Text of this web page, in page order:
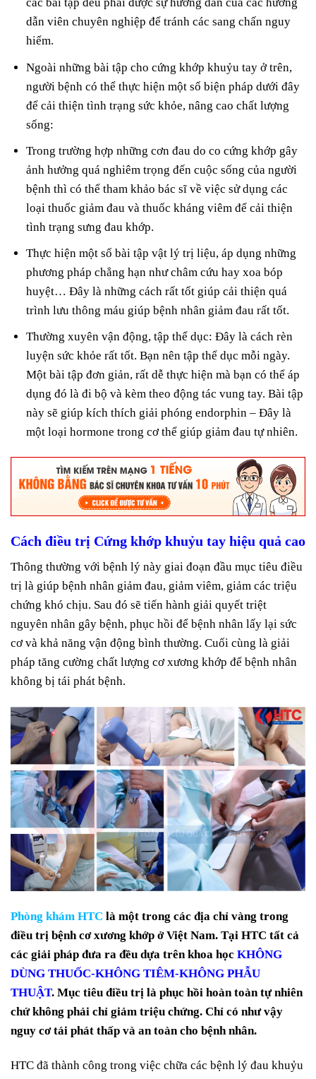
các bài tập đều phải được sự hướng dẫn của các hướng
dẫn viên chuyên nghiệp để tránh các sang chấn nguy
hiểm.
Ngoài những bài tập cho cứng khớp khuỷu tay ở trên,
người bệnh có thể thực hiện một số biện pháp dưới đây
để cải thiện tình trạng sức khỏe, nâng cao chất lượng
sống:
Trong trường hợp những cơn đau do co cứng khớp gây
ảnh hưởng quá nghiêm trọng đến cuộc sống của người
bệnh thì có thể tham khảo bác sĩ về việc sử dụng các
loại thuốc giảm đau và thuốc kháng viêm để cải thiện
tình trạng sưng đau khớp.
Thực hiện một số bài tập vật lý trị liệu, áp dụng những
phương pháp chẳng hạn như châm cứu hay xoa bóp
huyệt… Đây là những cách rất tốt giúp cải thiện quá
trình lưu thông máu giúp bệnh nhân giảm đau rất tốt.
Thường xuyên vận động, tập thể dục: Đây là cách rèn
luyện sức khỏe rất tốt. Bạn nên tập thể dục mỗi ngày.
Một bài tập đơn giản, rất dễ thực hiện mà bạn có thể áp
dụng đó là đi bộ và kèm theo động tác vung tay. Bài tập
này sẽ giúp kích thích giải phóng endorphin – Đây là
một loại hormone trong cơ thể giúp giảm đau tự nhiên.
Cách điều trị Cứng khớp khuỷu tay hiệu quả cao
Thông thường với bệnh lý này giai đoạn đầu mục tiêu điều
trị là giúp bệnh nhân giảm đau, giảm viêm, giảm các triệu
chứng khó chịu. Sau đó sẽ tiến hành giải quyết triệt
nguyên nhân gây bệnh, phục hồi để bệnh nhân lấy lại sức
cơ và khả năng vận động bình thường. Cuối cùng là giải
pháp tăng cường chất lượng cơ xương khớp để bệnh nhân
không bị tái phát bệnh.
Phòng khám HTC là một trong các địa chỉ vàng trong
điều trị bệnh cơ xương khớp ở Việt Nam. Tại HTC tất cả
các giải pháp đưa ra đều dựa trên khoa học KHÔNG
DÙNG THUỐC-KHÔNG TIÊM-KHÔNG PHẪU
THUẬT. Mục tiêu điều trị là phục hồi hoàn toàn tự nhiên
chứ không phải chỉ giảm triệu chứng. Chỉ có như vậy
nguy cơ tái phát thấp và an toàn cho bệnh nhân.
HTC đã thành công trong việc chữa các bệnh lý đau khuỷu